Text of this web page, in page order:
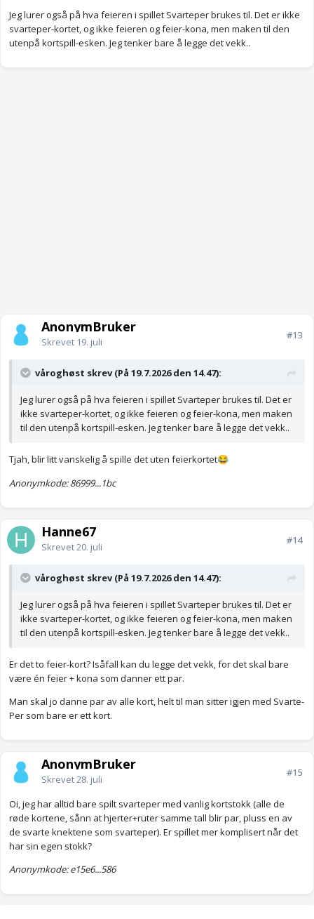
Jeg lurer også på hva feieren i spillet Svarteper brukes til. Det er ikke
svarteper-kortet, og ikke feieren og feier-kona, men maken til den
utenpå kortspill-esken. Jeg tenker bare å legge det vekk..
AnonymBruker
Skrevet 19. juli
#13
våroghøst skrev (På 19.7.2026 den 14.47):
Jeg lurer også på hva feieren i spillet Svarteper brukes til. Det er
ikke svarteper-kortet, og ikke feieren og feier-kona, men maken
til den utenpå kortspill-esken. Jeg tenker bare å legge det vekk..
Tjah, blir litt vanskelig å spille det uten feierkortet😂
Anonymkode: 86999...1bc
Hanne67
Skrevet20. juli
#14
våroghøst skrev (På 19.7.2026 den 14.47):
Jeg lurer også på hva feieren i spillet Svarteper brukes til. Det er
ikke svarteper-kortet, og ikke feieren og feier-kona, men maken
til den utenpå kortspill-esken. Jeg tenker bare å legge det vekk..
Er det to feier-kort? Isåfall kan du legge det vekk, for det skal bare
være én feier + kona som danner ett par.
Man skal jo danne par av alle kort, helt til man sitter igjen med Svarte-
Per som bare er ett kort.
AnonymBruker
Skrevet28. juli
#15
Oi, jeg har alltid bare spilt svarteper med vanlig kortstokk (alle de
røde kortene, sånn at hjerter+ruter samme tall blir par, pluss en av
de svarte knektene som svarteper). Er spillet mer komplisert når det
har sin egen stokk?
Anonymkode: e15e6...586